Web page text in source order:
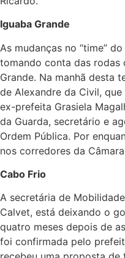
Iguaba Grande
As mudanças no “time”
tomando conta das rodas
Grande. Na manhã desta
de Alexandre da Civil,
ex-prefeita Grasiela
da Guarda, secretário e
Ordem Pública. Por
nos corredores da
Cabo Frio
A secretária de
Calvet, está deixando o
quatro meses depois de
foi confirmada pelo